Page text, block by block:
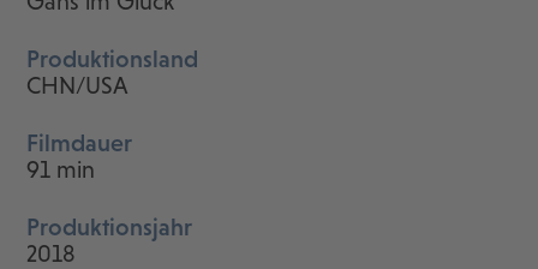
Produktionsland
CHN/USA
Filmdauer
91 min
Produktionsjahr
2018